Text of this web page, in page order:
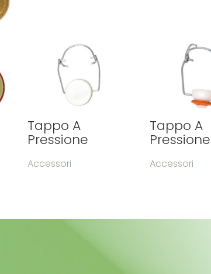
Tappo A
Pressione
Accessori
Tappo A
Pressione
Accessori